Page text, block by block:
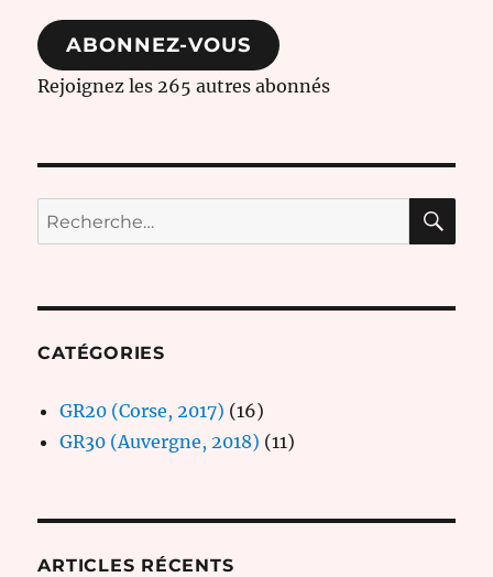
mail
ABONNEZ-VOUS
Rejoignez les 265 autres abonnés
Recherche
pour :
CATÉGORIES
GR20 (Corse, 2017) (16)
GR30 (Auvergne, 2018) (11)
ARTICLES RÉCENTS